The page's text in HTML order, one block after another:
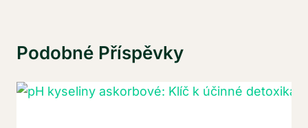
Podobné Příspěvky